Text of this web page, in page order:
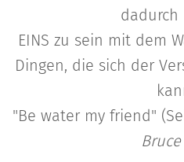
dadurch
EINS zu sein mit dem
Dingen, die sich der
"Be water my friend"